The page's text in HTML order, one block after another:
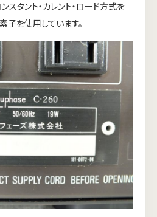
タント・カレント・ロード方式を
子を使用しています。